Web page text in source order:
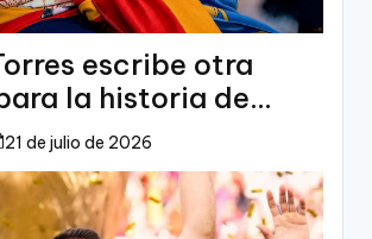
escribe otra
la historia de
21 de julio de 2026